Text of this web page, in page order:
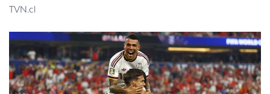
PROGRAMAS
TELESERIES
NTV
TVN.cl